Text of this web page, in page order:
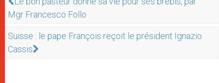
Mgr Francesco Follo
Suisse : le pape François reçoit le président Ignazio
Cassis